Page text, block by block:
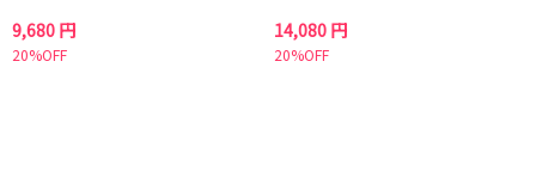
9,680 円
20%OFF
14,080 円
20%OFF